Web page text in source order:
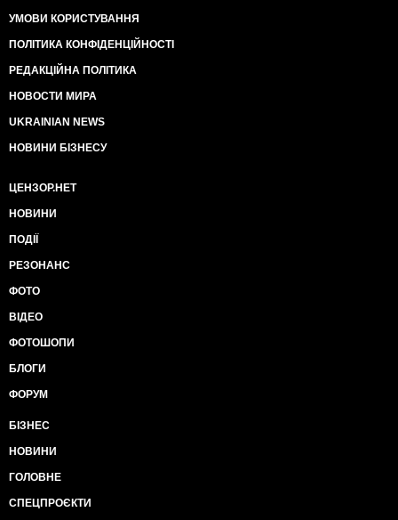
УМОВИ КОРИСТУВАННЯ
ПОЛІТИКА КОНФІДЕНЦІЙНОСТІ
РЕДАКЦІЙНА ПОЛІТИКА
НОВОСТИ МИРА
UKRAINIAN NEWS
НОВИНИ БІЗНЕСУ
ЦЕНЗОР.НЕТ
НОВИНИ
ПОДІЇ
РЕЗОНАНС
ФОТО
ВІДЕО
ФОТОШОПИ
БЛОГИ
ФОРУМ
БІЗНЕС
НОВИНИ
ГОЛОВНЕ
СПЕЦПРОЄКТИ